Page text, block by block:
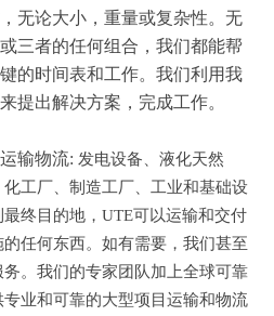
无论大小，重量或复杂性。无
三者的任何组合，我们都能帮
的时间表和工作。我们利用我
提出解决方案，完成工作。
输物流: 发电设备
液化天然
化工厂、 制造工厂、 工业和基础设
终目的地， UTE可以运输和交付
任何东西。如有需要，我们甚至
。我们的专家团队加上全球可靠
业和可靠的大型项目运输和物流